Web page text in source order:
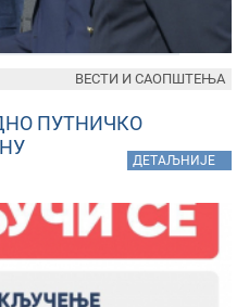
ПУТНИЧКО
ДЕТАЉНИЈЕ
ВЕСТИ И САОПШТЕЊА